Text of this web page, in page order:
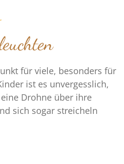
für viele, besonders für
ist es unvergesslich,
Drohne über ihre
sich sogar streicheln